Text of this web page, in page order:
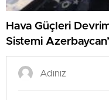
Hava Güçleri
Sistemi